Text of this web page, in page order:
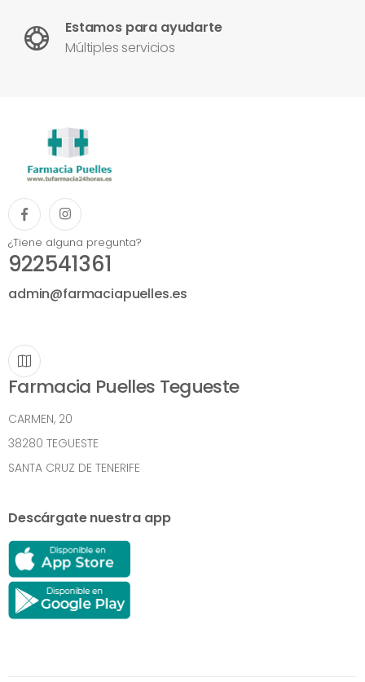
Estamos para ayudarte
Múltiples servicios
¿Tiene alguna pregunta?
922541361
admin@farmaciapuelles.es
Farmacia Puelles Tegueste
CARMEN, 20
38280 TEGUESTE
SANTA CRUZ DE TENERIFE
Descárgate nuestra app